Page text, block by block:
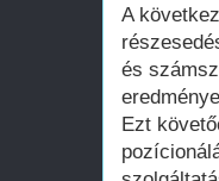
A
és
Ezt